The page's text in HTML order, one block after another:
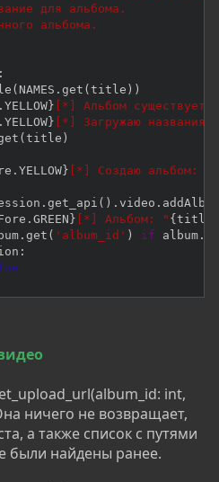
для альбома.
альбома.
:
( NAMES . get ( title ) )
. YELLOW } [*] Альбом
. YELLOW } [*] Загружаю названия
( title )
. YELLOW } [*] Создаю альбом: "
. get_api ( ) . video . addAlbum
. GREEN } [*] Альбом: " { title
. get ( 'album_id' ) if album .
:
int,
ничего не возвращает,
а также список с путями
были найдены ранее.